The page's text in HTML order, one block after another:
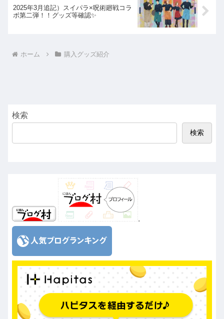
2025年3月追記）スイパラ×呪術廻戦コラ
ボ第二弾！！グッズ等確認✨
ホーム 購入グッズ紹介
検索
検索
.